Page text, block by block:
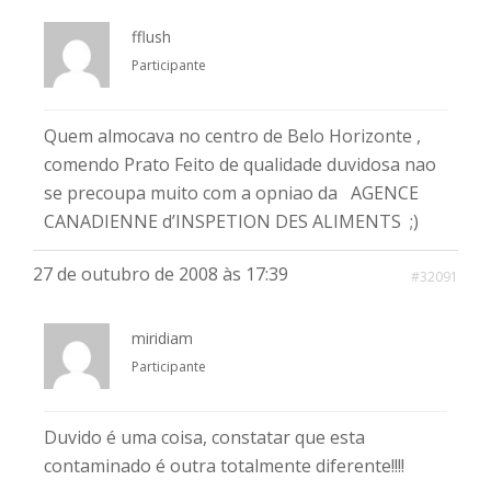
fflush
Participante
Quem almocava no centro de Belo Horizonte ,
comendo Prato Feito de qualidade duvidosa nao
se precoupa muito com a opniao da AGENCE
CANADIENNE d’INSPETION DES ALIMENTS ;)
27 de outubro de 2008 às 17:39 #32091
miridiam
Participante
Duvido é uma coisa, constatar que esta
contaminado é outra totalmente diferente!!!!